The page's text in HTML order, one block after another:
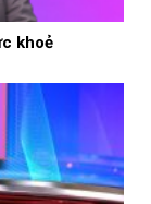
khoẻ